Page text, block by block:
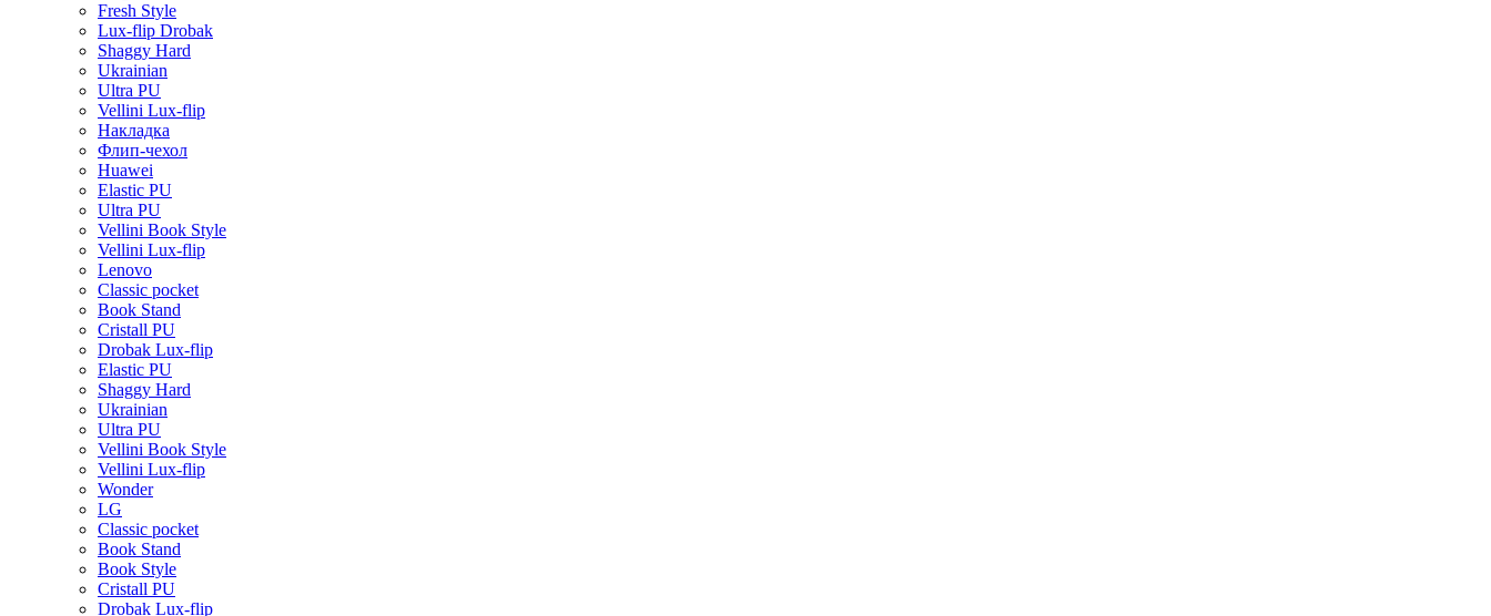
Fresh Style
Lux-flip Drobak
Shaggy Hard
Ukrainian
Ultra PU
Vellini Lux-flip
Накладка
Флип-чехол
Huawei
Elastic PU
Ultra PU
Vellini Book Style
Vellini Lux-flip
Lenovo
Classic pocket
Book Stand
Cristall PU
Drobak Lux-flip
Elastic PU
Shaggy Hard
Ukrainian
Ultra PU
Vellini Book Style
Vellini Lux-flip
Wonder
LG
Classic pocket
Book Stand
Book Style
Cristall PU
Drobak Lux-flip